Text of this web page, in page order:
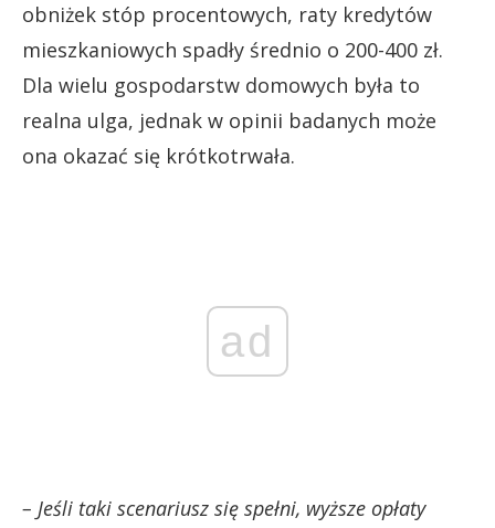
obniżek stóp procentowych, raty kredytów
mieszkaniowych spadły średnio o 200-400 zł.
Dla wielu gospodarstw domowych była to
realna ulga, jednak w opinii badanych może
ona okazać się krótkotrwała.
ad
– Jeśli taki scenariusz się spełni, wyższe opłaty